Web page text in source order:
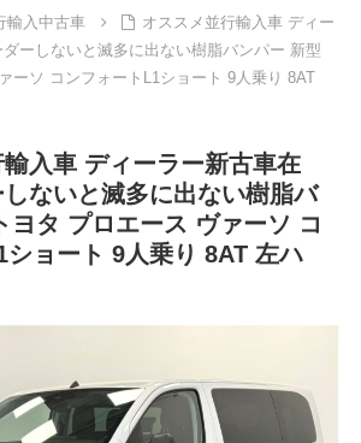
輸入中古車
オススメ並行輸入車 ディー
ーしないと滅多に出ない樹脂バンパー 新型
ーソ コンフォートL1ショート 9人乗り 8AT
入車 ディーラー新古車在
ないと滅多に出ない樹脂バ
ヨタ プロエース ヴァーソ コ
ショート 9人乗り 8AT 左ハ